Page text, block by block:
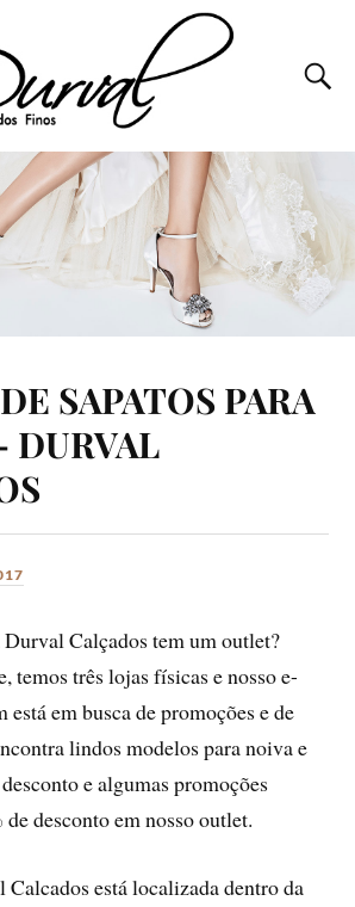
SAPATOS PARA
DURVAL
Durval Calçados tem um outlet?
temos três lojas físicas e nosso e-
está em busca de promoções e de
lindos modelos para noiva e
e algumas promoções
desconto em nosso outlet.
está localizada dentro da